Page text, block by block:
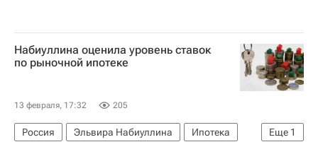
Набиуллина оценила уровень ставок
по рыночной ипотеке
13 февраля, 17:32 205
Еще 1
Россия Эльвира Набиуллина
Ипотека